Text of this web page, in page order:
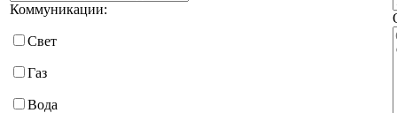
Коммуникации:
Свет
Газ
Вода